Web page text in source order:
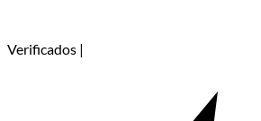
Verificados |